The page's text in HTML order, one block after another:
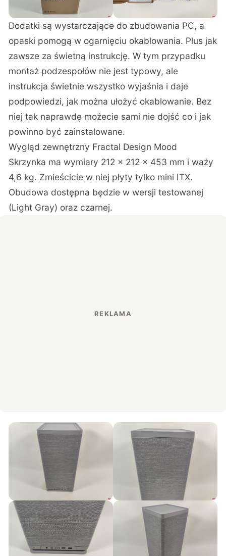
Dodatki są wystarczające do zbudowania PC, a
opaski pomogą w ogarnięciu okablowania. Plus jak
zawsze za świetną instrukcję. W tym przypadku
montaż podzespołów nie jest typowy, ale
instrukcja świetnie wszystko wyjaśnia i daje
podpowiedzi, jak można ułożyć okablowanie. Bez
niej tak naprawdę możecie sami nie dojść co i jak
powinno być zainstalowane.
Wygląd zewnętrzny Fractal Design Mood
Skrzynka ma wymiary 212 x 212 x 453 mm i waży
4,6 kg. Zmieścicie w niej płyty tylko mini ITX.
Obudowa dostępna będzie w wersji testowanej
(Light Gray) oraz czarnej.